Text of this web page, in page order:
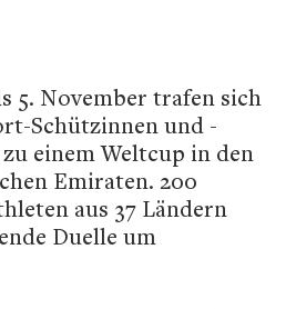
5. November trafen sich
Schützinnen und -
einem Weltcup in den
Emiraten. 200
aus 37 Ländern
Duelle um